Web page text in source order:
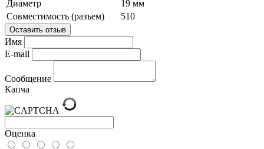
Диаметр
19 мм
Совместимость (разъем)
510
Оставить отзыв
Имя
E-mail
Сообщение
Капча
Оценка